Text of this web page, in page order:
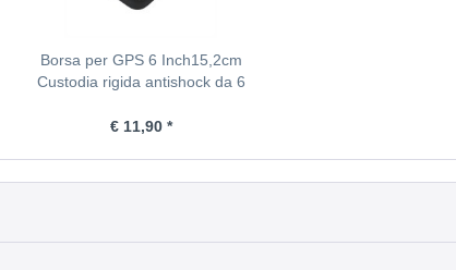
Borsa per GPS 6 Inch15,2cm
Custodia rigida antishock da 6
fino a 1
€ 11,90 *